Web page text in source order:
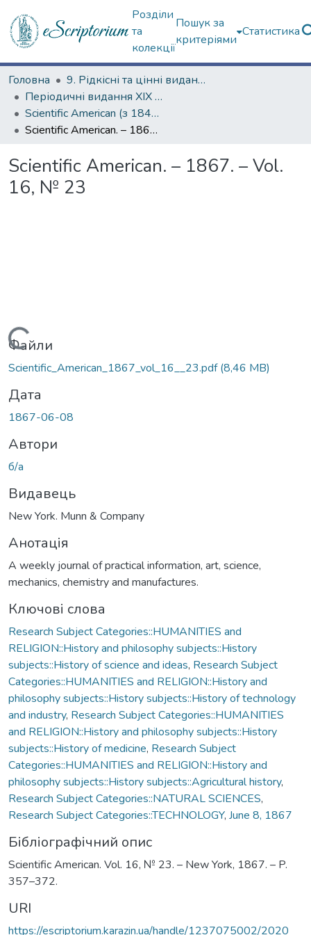
Розділи
та
колекції
Пошук за
критеріями
Статистика
Головна
9. Рідкісні та цінні видання
Періодичні видання ХІХ ст.
Scientific American (з 1845 р.)
Scientific American. – 1867. – Vol. 16, № 23
Scientific American. – 1867. – Vol.
16, № 23
Вантажиться...
Файли
Scientific_American_1867_vol_16__23.pdf(8,46 MB)
Дата
1867-06-08
Автори
б/а
Видавець
New York. Munn & Company
Анотація
A weekly journal of practical information, art, science,
mechanics, chemistry and manufactures.
Ключові слова
Research Subject Categories::HUMANITIES and
RELIGION::History and philosophy subjects::History
subjects::History of science and ideas, Research Subject
Categories::HUMANITIES and RELIGION::History and
philosophy subjects::History subjects::History of technology
and industry, Research Subject Categories::HUMANITIES
and RELIGION::History and philosophy subjects::History
subjects::History of medicine, Research Subject
Categories::HUMANITIES and RELIGION::History and
philosophy subjects::History subjects::Agricultural history,
Research Subject Categories::NATURAL SCIENCES,
Research Subject Categories::TECHNOLOGY, June 8, 1867
Бібліографічний опис
Scientific American. Vol. 16, № 23. – New York, 1867. – P.
357–372.
URI
https://escriptorium.karazin.ua/handle/1237075002/2020